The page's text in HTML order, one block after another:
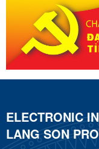
ELECTRONIC
LANG SON